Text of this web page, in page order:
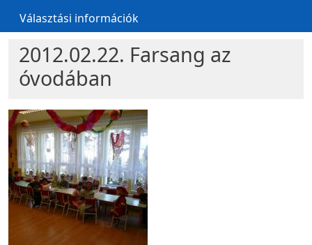
Választási információk
2012.02.22. Farsang az
óvodában